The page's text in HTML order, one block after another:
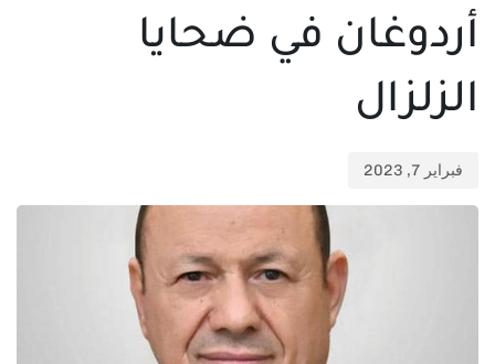
أردوغان في ضحايا
الزلزال
فبراير 7, 2023